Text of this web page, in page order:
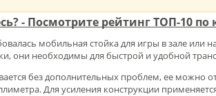
- Посмотрите рейтинг ТОП-10 по
мобильная стойка для игры в зале
они необходимы для быстрой и удобной
без дополнительных проблем, ее можно
Для усиления конструкции